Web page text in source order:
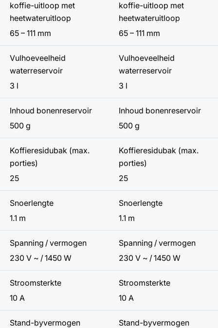
koffie-uitloop met
heetwateruitloop
65 – 111 mm
koffie-uitloop met
heetwateruitloop
65 – 111 mm
Vulhoeveelheid
waterreservoir
3 l
Vulhoeveelheid
waterreservoir
3 l
Inhoud bonenreservoir
500 g
Inhoud bonenreservoir
500 g
Koffieresidubak (max.
porties)
25
Koffieresidubak (max.
porties)
25
Snoerlengte
1.1 m
Snoerlengte
1.1 m
Spanning / vermogen
230 V ~ / 1450 W
Spanning / vermogen
230 V ~ / 1450 W
Stroomsterkte
10 A
Stroomsterkte
10 A
Stand-byvermogen
Stand-byvermogen